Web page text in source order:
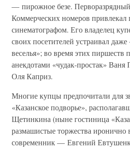
— пирожное безе. Перворазрядный
Коммерческих номеров привлекал
синематографом. Его владелец
своих посетителей устраивал
веселья»; во время этих пиршеств
анекдотами «чудак-простак» Ваня
Оля Каприз.
Многие купцы предпочитали для
«Казанское подворье»,
Щетинкина (ныне гостиница
размашистые торжества иронично
современник — Евгений